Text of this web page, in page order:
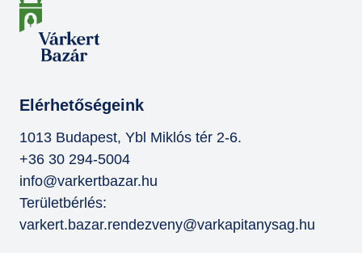
Elérhetőségeink
1013 Budapest, Ybl Miklós tér 2-6.
+36 30 294-5004
info@varkertbazar.hu
Területbérlés:
varkert.bazar.rendezveny@varkapitanysag.hu